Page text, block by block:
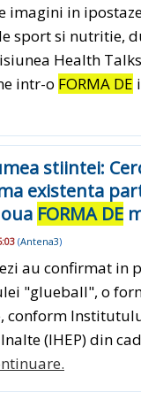
imagini in
sport si nutritie,
Health Talks
intr-o FORMA DE
stiintei:
existenta
FORMA DE
(Antena3)
au confirmat in
"glueball", o
conform
(IHEP) din